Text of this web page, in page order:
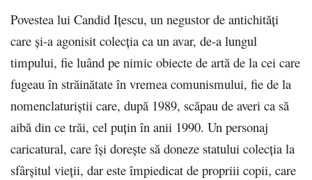
Povestea lui Candid Ițescu, un negustor de antichități
care și-a agonisit colecția ca un avar, de-a lungul
timpului, fie luând pe nimic obiecte de artă de la cei care
fugeau în străinătate în vremea comunismului, fie de la
nomenclaturiștii care, după 1989, scăpau de averi ca să
aibă din ce trăi, cel puțin în anii 1990. Un personaj
caricatural, care își dorește să doneze statului colecția la
sfârșitul vieții, dar este împiedicat de propriii copii, care